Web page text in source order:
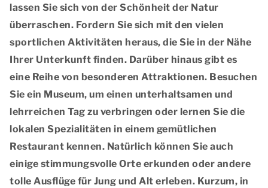
lassen Sie sich von der Schönheit der Natur
überraschen. Fordern Sie sich mit den vielen
sportlichen Aktivitäten heraus, die Sie in der Nähe
Ihrer Unterkunft finden. Darüber hinaus gibt es
eine Reihe von besonderen Attraktionen. Besuchen
Sie ein Museum, um einen unterhaltsamen und
lehrreichen Tag zu verbringen oder lernen Sie die
lokalen Spezialitäten in einem gemütlichen
Restaurant kennen. Natürlich können Sie auch
einige stimmungsvolle Orte erkunden oder andere
tolle Ausflüge für Jung und Alt erleben. Kurzum, in